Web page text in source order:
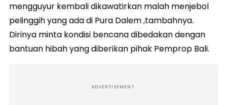
mengguyur kembali dikawatirkan malah menjebol
pelinggih yang ada di Pura Dalem ,tambahnya.
Dirinya minta kondisi bencana dibedakan dengan
bantuan hibah yang diberikan pihak Pemprop Bali.
ADVERTISEMENT